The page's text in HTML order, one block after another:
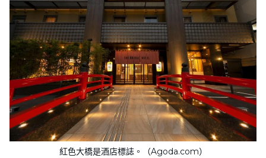
紅色大橋是酒店標誌。（Agoda.com）